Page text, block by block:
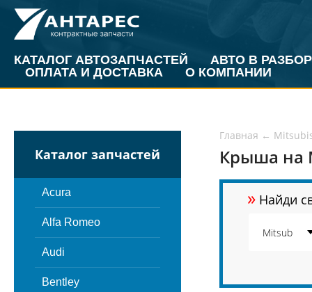
КАТАЛОГ АВТОЗАПЧАСТЕЙ
АВТО В РАЗБОР
ОПЛАТА И ДОСТАВКА
О КОМПАНИИ
Каталог запчастей
Acura
Alfa Romeo
Audi
Bentley
Главная ←
Крыша на
» Найди